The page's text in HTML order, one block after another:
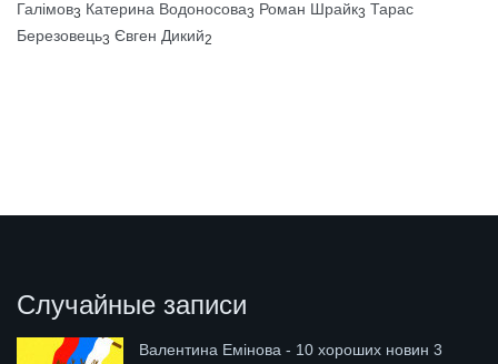
Галімов3 Катерина Водоносова3 Роман Шрайк3 Тарас
Березовець3 Євген Дикий2
Случайные записи
Валентина Емінова - 10 хороших новин 3